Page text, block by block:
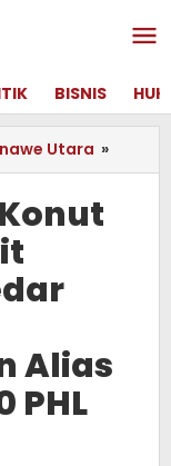
BISNIS
Utara »
Kasat
Alias
PHL